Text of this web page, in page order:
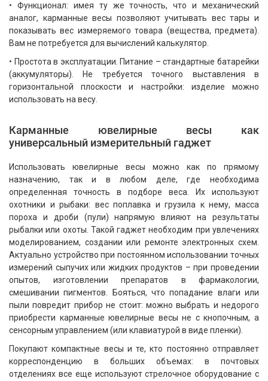
• Функционал: имея ту же точность, что и механический
аналог, карманные весы позволяют учитывать вес тары и
показывать вес измеряемого товара (вещества, предмета).
Вам не потребуется для вычислений калькулятор.
• Простота в эксплуатации. Питание – стандартные батарейки
(аккумуляторы). Не требуется точного выставления в
горизонтальной плоскости и настройки: изделие можно
использовать на весу.
Карманные ювелирные весы как
универсальный измерительный гаджет
Использовать ювелирные весы можно как по прямому
назначению, так и в любом деле, где необходима
определенная точность в подборе веса. Их используют
охотники и рыбаки: вес поплавка и грузила к нему, масса
пороха и дроби (пули) напрямую влияют на результаты
рыбалки или охоты. Такой гаджет необходим при увлечениях
моделированием, создании или ремонте электронных схем.
Актуально устройство при постоянном использовании точных
измерений сыпучих или жидких продуктов – при проведении
опытов, изготовлении препаратов в фармакологии,
смешивании пигментов. Бояться, что попадание влаги или
пыли повредит прибор не стоит: можно выбрать и недорого
приобрести карманные ювелирные весы не с кнопочным, а
сенсорным управлением (или клавиатурой в виде пленки).
Покупают компактные весы и те, кто постоянно отправляет
корреспонденцию в больших объемах: в почтовых
отделениях все еще используют стрелочное оборудование с